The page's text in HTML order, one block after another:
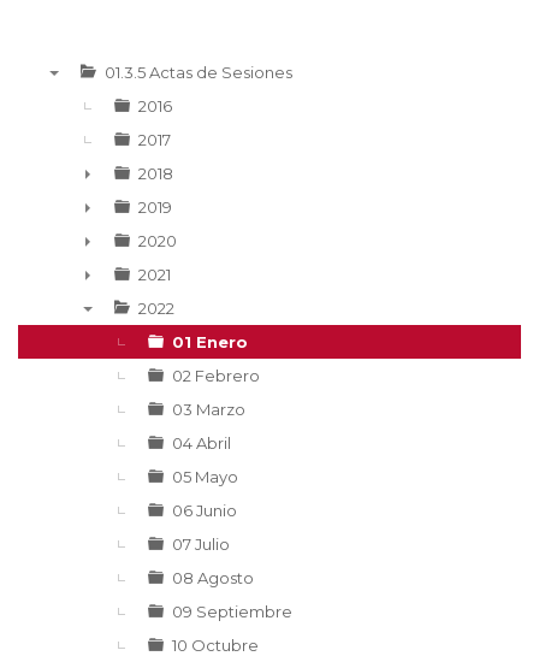
01.3.5 Actas de Sesiones
2016
2017
►
2018
►
2019
►
2020
►
2021
2022
01 Enero
02 Febrero
03 Marzo
04 Abril
05 Mayo
06 Junio
07 Julio
08 Agosto
09 Septiembre
10 Octubre